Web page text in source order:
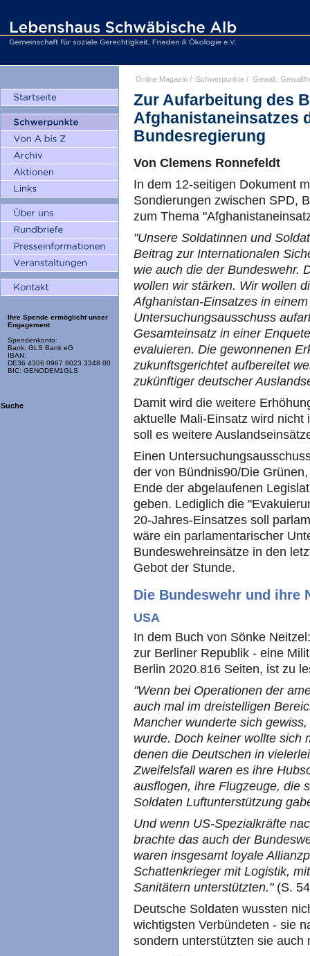
Ihre Spende ermöglicht unser
Engagement
Spendenkonto:
Bank: GLS Bank eG
IBAN:
DE36 4306 0967 8023 3348 00
BIC: GENODEM1GLS
Suche
Online Magazin / Schwerpunkte / Gewalt,
Zur Aufarbeitung des
Afghanistaneinsatzes
Bundesregierung
Von Clemens Ronnefeldt
In dem 12-seitigen Dokument
Sondierungen zwischen SPD,
zum Thema
"Unsere Soldatinnen und
Beitrag zur Internationalen
wie auch die der Bundeswehr.
wollen wir stärken. Wir wollen
Afghanistan-Einsatzes in
Untersuchungsausschuss
Gesamteinsatz in einer
evaluieren. Die gewonnenen
zukunftsgerichtet aufbereitet
zukünftiger deutscher
Damit wird die weitere
aktuelle Mali-Einsatz wird
soll es weitere
Einen
der von Bündnis90/Die
Ende der abgelaufenen
geben. Lediglich die
20-Jahres-Einsatzes soll
wäre ein parlamentarischer
Bundeswehreinsätze in den
Gebot der Stunde.
Die Bundeswehr und ihre
USA
In dem Buch von Sönke
zur Berliner Republik - eine
Berlin 2020.816 Seiten, ist zu
"Wenn bei Operationen der
auch mal im dreistelligen
Mancher wunderte sich
wurde. Doch keiner wollte sich
denen die Deutschen in
Zweifelsfall waren es ihre
ausflogen, ihre Flugzeuge, die
Soldaten Luftunterstützung
Und wenn US-Spezialkräfte
brachte das auch der
waren insgesamt loyale
Schattenkrieger mit Logistik,
Sanitätern unterstützten."(S.
Deutsche Soldaten wussten
wichtigsten Verbündeten - sie
sondern unterstützten sie auch